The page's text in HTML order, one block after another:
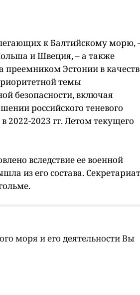
к Балтийскому морю,
и Швеция, – а также
преемником Эстонии в
темы
безопасности, включая
российского теневого
2022-2023 гг. Летом текущего
вследствие ее военной
из его состава. Секретариат
моря и его деятельности Вы